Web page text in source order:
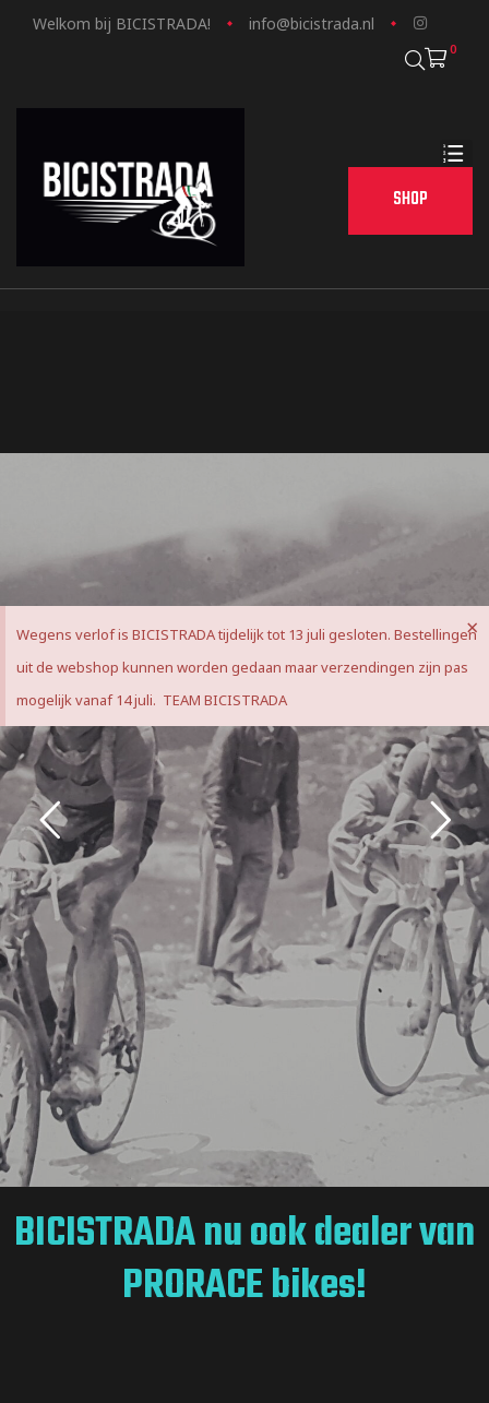
Welkom bij BICISTRADA! info@bicistrada.nl
0
SHOP
Wegens verlof is BICISTRADA tijdelijk tot 13 juli gesloten. Bestellingen
uit de webshop kunnen worden gedaan maar verzendingen zijn pas
mogelijk vanaf 14 juli. TEAM BICISTRADA
×
BICISTRADA nu ook dealer van
PRORACE bikes!